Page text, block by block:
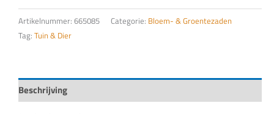
Artikelnummer: 665085 Categorie: Bloem- & Groentezaden
Tag: Tuin & Dier
Beschrijving